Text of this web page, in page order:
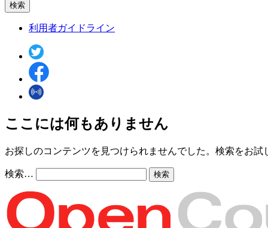
検索
利用者ガイドライン
ここには何もありません
お探しのコンテンツを見つけられませんでした。検索をお試
検索…